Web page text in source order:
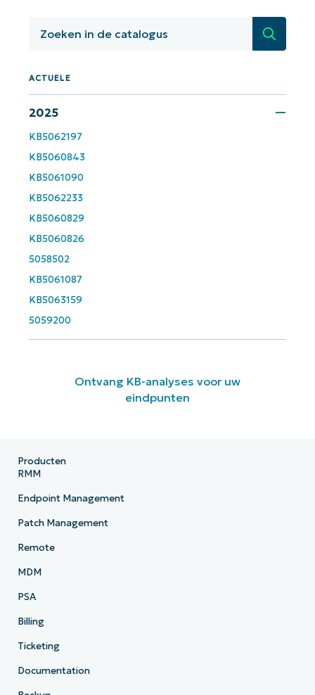
Zoeken
ACTUELE
2025
KB5062197
KB5060843
KB5061090
KB5062233
KB5060829
KB5060826
5058502
KB5061087
KB5063159
5059200
Ontvang KB-analyses voor uw
eindpunten
email*
Land
Company
name*
Producten
RMM
Endpoint Management
Patch Management
Remote
MDM
PSA
Billing
Ticketing
Documentation